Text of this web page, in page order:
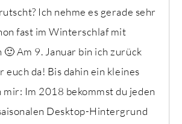
Ich nehme es gerade sehr
fast im Winterschlaf mit
🙂 Am 9. Januar bin ich zurück
euch da! Bis dahin ein kleines
mir: Im 2018 bekommst du jeden
Desktop-Hintergrund